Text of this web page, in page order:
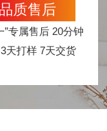
品质售后
”专属售后 20分钟
天打样 7天交货